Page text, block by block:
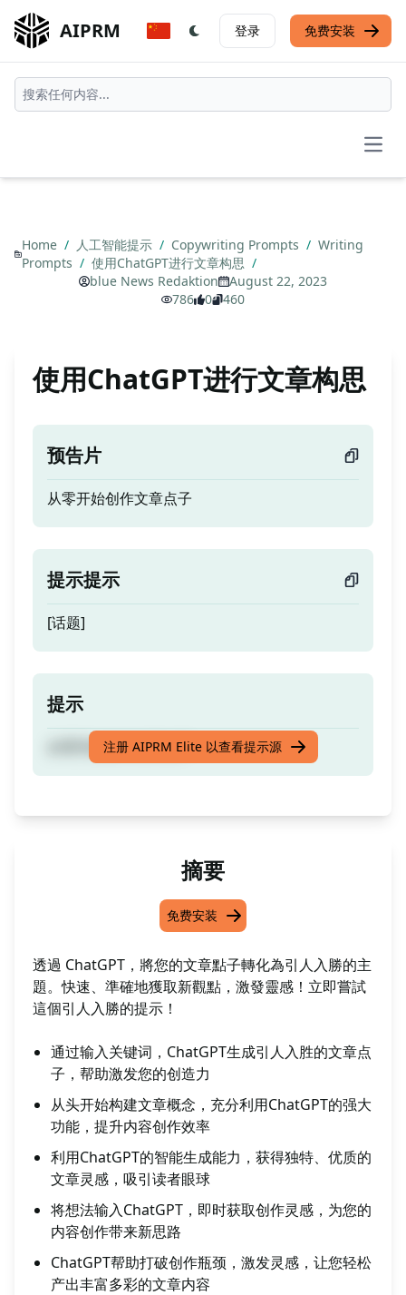
AIPRM 登录 免费安装
Home / 人工智能提示 / Copywriting Prompts / Writing
Prompts / 使用ChatGPT进行文章构思 /
blue News Redaktion
August 22, 2023
786
0 460
使用ChatGPT进行文章构思
预告片
从零开始创作文章点子
提示提示
[话题]
提示
从零开始创作文章点子
注册 AIPRM Elite 以查看提示源
摘要
免费安装
透過 ChatGPT，將您的文章點子轉化為引人入勝的主
題。快速、準確地獲取新觀點，激發靈感！立即嘗試
這個引人入勝的提示！
通过输入关键词，ChatGPT生成引人入胜的文章点
子，帮助激发您的创造力
从头开始构建文章概念，充分利用ChatGPT的强大
功能，提升内容创作效率
利用ChatGPT的智能生成能力，获得独特、优质的
文章灵感，吸引读者眼球
将想法输入ChatGPT，即时获取创作灵感，为您的
内容创作带来新思路
ChatGPT帮助打破创作瓶颈，激发灵感，让您轻松
产出丰富多彩的文章内容